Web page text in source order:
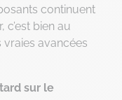
continuent
c’est bien au
avancées
sur le